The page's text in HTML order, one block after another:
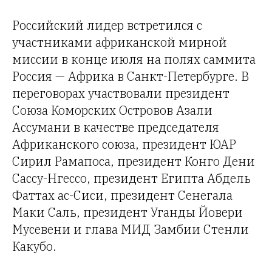
Российский лидер встретился с
участниками африканской мирной
миссии в конце июля на полях саммита
Россия — Африка в Санкт-Петербурге. В
переговорах участвовали президент
Союза Коморских Островов Азали
Ассумани в качестве председателя
Африканского союза, президент ЮАР
Сирил Рамапоса, президент Конго Дени
Сассу-Нгессо, президент Египта Абдель
Фаттах ас-Сиси, президент Сенегала
Маки Саль, президент Уганды Йовери
Мусевени и глава МИД Замбии Стенли
Какубо.